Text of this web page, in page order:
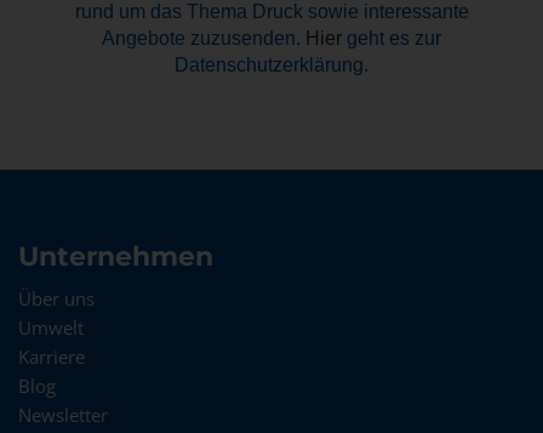
rund um das Thema Druck sowie interessante
Angebote zuzusenden. Hier geht es zur
Datenschutzerklärung.
Unternehmen
Über uns
Umwelt
Karriere
Blog
Newsletter